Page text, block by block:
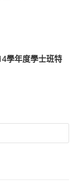
學年度學士班特